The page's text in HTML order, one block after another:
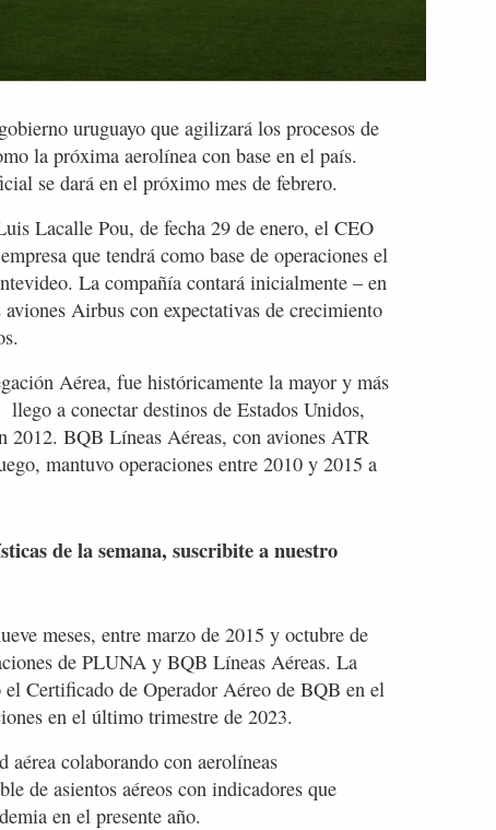
uruguayo que agilizará los procesos de
la próxima aerolínea con base en el país.
se dará en el próximo mes de febrero.
Lacalle Pou, de fecha 29 de enero, el CEO
que tendrá como base de operaciones el
La compañía contará inicialmente – en
Airbus con expectativas de crecimiento
Aérea, fue históricamente la mayor y más
a conectar destinos de Estados Unidos,
2012. BQB Líneas Aéreas, con aviones ATR
mantuvo operaciones entre 2010 y 2015 a
de la semana, suscribite a nuestro
meses, entre marzo de 2015 y octubre de
de PLUNA y BQB Líneas Aéreas. La
Certificado de Operador Aéreo de BQB en el
en el último trimestre de 2023.
colaborando con aerolíneas
de asientos aéreos con indicadores que
en el presente año.